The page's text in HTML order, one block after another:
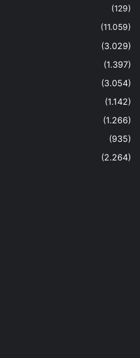
(129)
(11.059)
(3.029)
(1.397)
(3.054)
(1.142)
(1.266)
(935)
(2.264)